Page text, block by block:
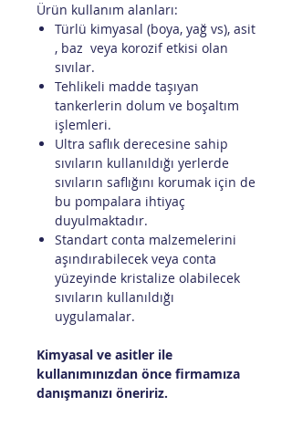
Ürün kullanım alanları:
Türlü kimyasal (boya, yağ vs), asit
, baz veya korozif etkisi olan
sıvılar.
Tehlikeli madde taşıyan
tankerlerin dolum ve boşaltım
işlemleri.
Ultra saflık derecesine sahip
sıvıların kullanıldığı yerlerde
sıvıların saflığını korumak için de
bu pompalara ihtiyaç
duyulmaktadır.
Standart conta malzemelerini
aşındırabilecek veya conta
yüzeyinde kristalize olabilecek
sıvıların kullanıldığı
uygulamalar.
Kimyasal ve asitler ile
kullanımınızdan önce firmamıza
danışmanızı öneririz.